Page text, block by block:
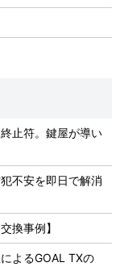
止符。鍵屋が導い
不安を即日で解消
換事例】
よるGOAL TXの